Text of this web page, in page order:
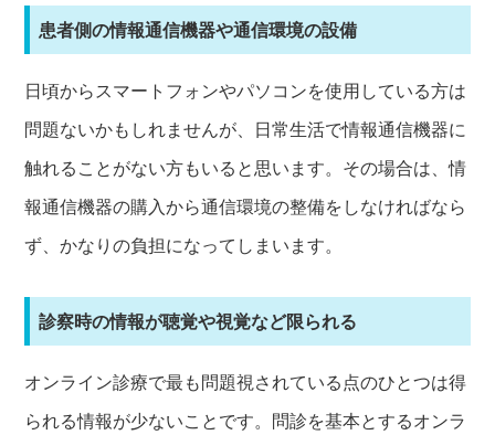
患者側の情報通信機器や通信環境の設備
日頃からスマートフォンやパソコンを使用している方は
問題ないかもしれませんが、日常生活で情報通信機器に
触れることがない方もいると思います。その場合は、情
報通信機器の購入から通信環境の整備をしなければなら
ず、かなりの負担になってしまいます。
診察時の情報が聴覚や視覚など限られる
オンライン診療で最も問題視されている点のひとつは得
られる情報が少ないことです。問診を基本とするオンラ